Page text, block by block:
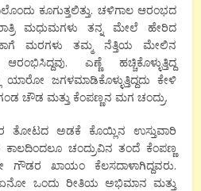
ಕೂಗುತ್ತಲಿತ್ತು. ಚಳಿಗಾಲ ಆರಂಭದ
ಮಧುಮಗಳು ತನ್ನ ಮೇಲೆ ಹೇರಿದ
ಹಾಗೆ ಮರಗಳು ತಮ್ಮ ನೆತ್ತಿಯ ಮೇಲಿನ
ಎಣ್ಣೆ ಹಚ್ಚಿಕೊಳ್ಳುತ್ತಿದ್ದ
ಜಗಳಮಾಡಿಕೊಳ್ಳುತ್ತಿದ್ದದು ಕೇಳಿ
ಚೌಡ ಮತ್ತು ಕೆಂಪಣ್ಣನ ಮಗ ಚಂದ್ರು.
ಅಡಕೆ ಕೊಯ್ಲಿನ ಉಸ್ತುವಾರಿ
ಚಂದ್ರುವಿನ ತಂದೆ ಕೆಂಪಣ್ಣ
ಗೌಡರ ಖಾಯಂ ಕೆಲಸದಾಳಾಗಿದ್ದವರು.
ಒಂದು ರೀತಿಯ ಅಭಿಮಾನ ಮತ್ತು